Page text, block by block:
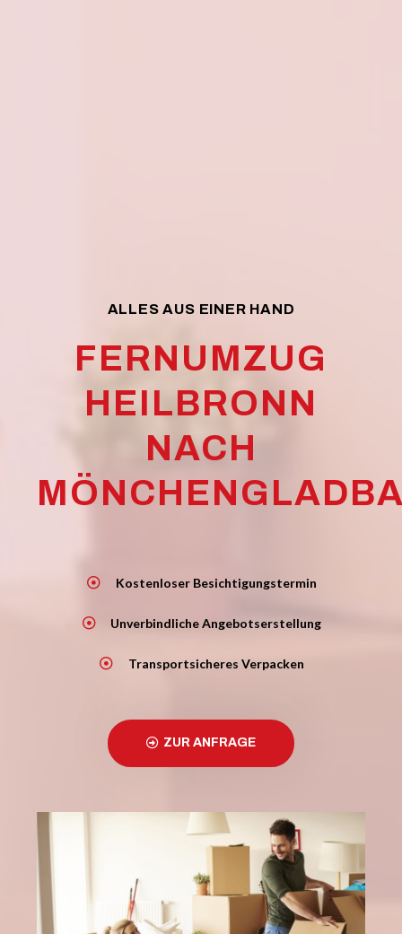
ALLES AUS EINER HAND
FERNUMZUG
HEILBRONN
NACH
Kostenloser Besichtigungstermin
Unverbindliche Angebotserstellung
Transportsicheres Verpacken
ZUR ANFRAGE